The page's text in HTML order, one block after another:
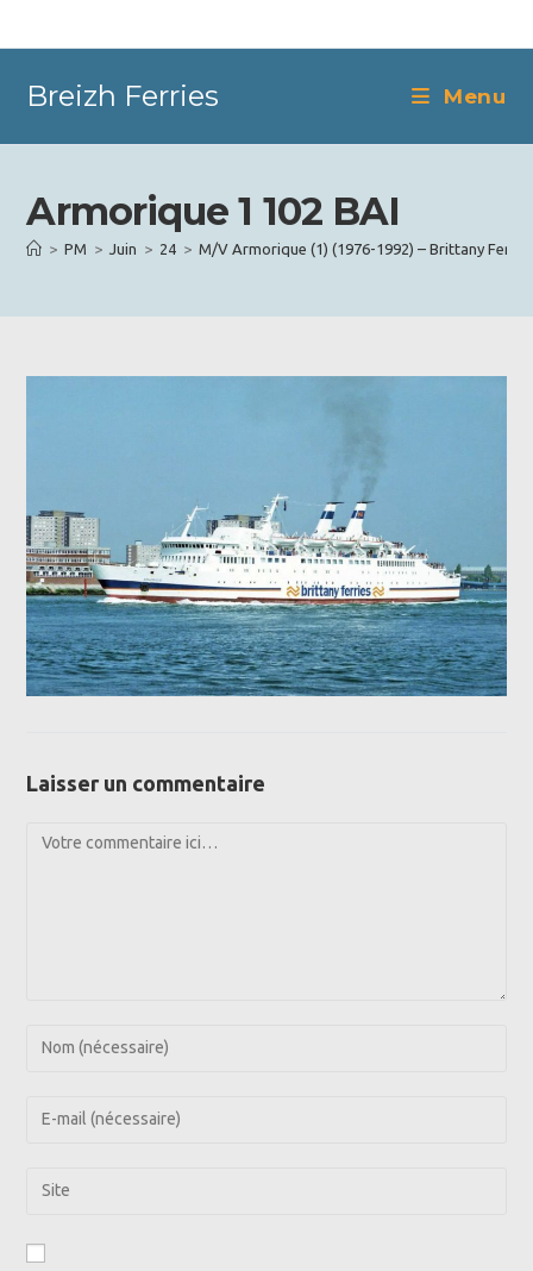
Breizh Ferries Menu
Armorique 1 102 BAI
> PM > Juin > 24 > M/V Armorique (1) (1976-1992) – Brittany
Laisser un commentaire
Comment
Enter
Enter
address
comment
Saisir
de